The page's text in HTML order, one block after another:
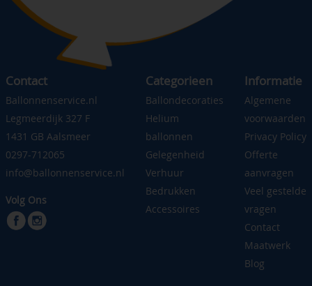
Contact
Ballonnenservice.nl
Legmeerdijk 327 F
1431 GB Aalsmeer
0297-712065
info@ballonnenservice.nl
Volg Ons
Categorieen
Ballondecoraties
Helium
ballonnen
Gelegenheid
Verhuur
Bedrukken
Accessoires
Informatie
Algemene
voorwaarden
Privacy Policy
Offerte
aanvragen
Veel gestelde
vragen
Contact
Maatwerk
Blog